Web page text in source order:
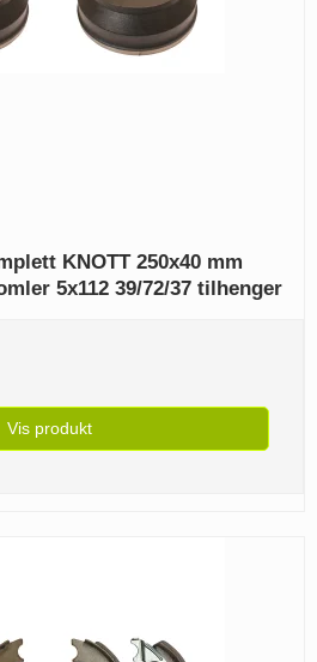
KNOTT 250x40 mm
5x112 39/72/37 tilhenger
Vis produkt